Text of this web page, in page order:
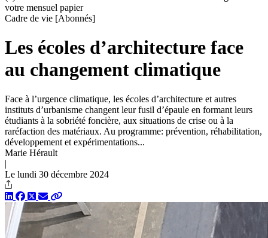
votre mensuel papier
Cadre de vie [Abonnés]
Les écoles d’architecture face
au changement climatique
Face à l’urgence climatique, les écoles d’architecture et autres
instituts d’urbanisme changent leur fusil d’épaule en formant leurs
étudiants à la sobriété foncière, aux situations de crise ou à la
raréfaction des matériaux. Au programme: prévention, réhabilitation,
développement et expérimentations...
Marie Hérault
|
Le lundi 30 décembre 2024